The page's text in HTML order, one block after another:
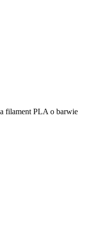
filament PLA o barwie